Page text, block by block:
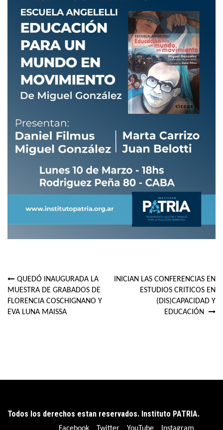
Navegación
de
QUEDÓ INAUGURADA LA
MUESTRA DE GRABADOS DE
FLORENCIA COSCHIGNANO Y
EVA LUNA MAISSA
INICIAN LAS CONFERENCIAS EN
ESTUDIOS CRITICOS EN
(DIS)CAPACIDAD Y
EDUCACIÓN
Todos los derechos estan reservados. Instituto PATRIA.